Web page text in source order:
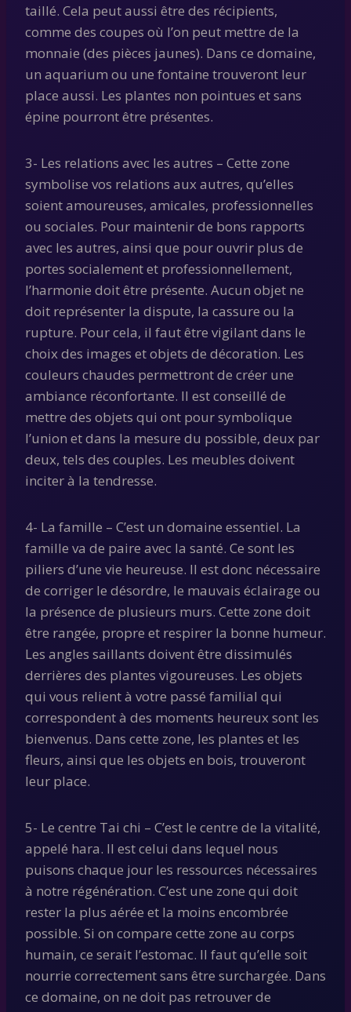
taillé. Cela peut aussi être des récipients,
comme des coupes où l’on peut mettre de la
monnaie (des pièces jaunes). Dans ce domaine,
un aquarium ou une fontaine trouveront leur
place aussi. Les plantes non pointues et sans
épine pourront être présentes.
3- Les relations avec les autres – Cette zone
symbolise vos relations aux autres, qu’elles
soient amoureuses, amicales, professionnelles
ou sociales. Pour maintenir de bons rapports
avec les autres, ainsi que pour ouvrir plus de
portes socialement et professionnellement,
l’harmonie doit être présente. Aucun objet ne
doit représenter la dispute, la cassure ou la
rupture. Pour cela, il faut être vigilant dans le
choix des images et objets de décoration. Les
couleurs chaudes permettront de créer une
ambiance réconfortante. Il est conseillé de
mettre des objets qui ont pour symbolique
l’union et dans la mesure du possible, deux par
deux, tels des couples. Les meubles doivent
inciter à la tendresse.
4- La famille – C’est un domaine essentiel. La
famille va de paire avec la santé. Ce sont les
piliers d’une vie heureuse. Il est donc nécessaire
de corriger le désordre, le mauvais éclairage ou
la présence de plusieurs murs. Cette zone doit
être rangée, propre et respirer la bonne humeur.
Les angles saillants doivent être dissimulés
derrières des plantes vigoureuses. Les objets
qui vous relient à votre passé familial qui
correspondent à des moments heureux sont les
bienvenus. Dans cette zone, les plantes et les
fleurs, ainsi que les objets en bois, trouveront
leur place.
5- Le centre Tai chi – C’est le centre de la vitalité,
appelé hara. Il est celui dans lequel nous
puisons chaque jour les ressources nécessaires
à notre régénération. C’est une zone qui doit
rester la plus aérée et la moins encombrée
possible. Si on compare cette zone au corps
humain, ce serait l’estomac. Il faut qu’elle soit
nourrie correctement sans être surchargée. Dans
ce domaine, on ne doit pas retrouver de